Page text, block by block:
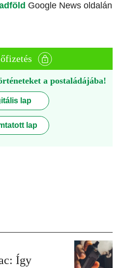
Google News oldalán
a postaládájába!
lap
lap
Így